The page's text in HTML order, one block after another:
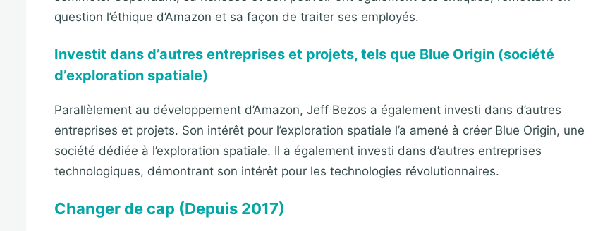
question l’éthique d’Amazon et sa façon de traiter ses employés.
Investit dans d’autres entreprises et projets, tels que Blue Origin (société
d’exploration spatiale)
Parallèlement au développement d’Amazon, Jeff Bezos a également investi dans d’autres
entreprises et projets. Son intérêt pour l’exploration spatiale l’a amené à créer Blue Origin, une
société dédiée à l’exploration spatiale. Il a également investi dans d’autres entreprises
technologiques, démontrant son intérêt pour les technologies révolutionnaires.
Changer de cap (Depuis 2017)